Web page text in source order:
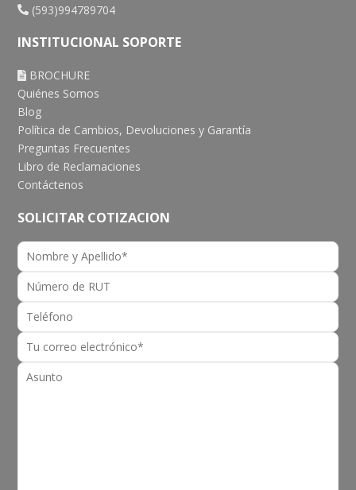
(593)994789704
INSTITUCIONAL SOPORTE
BROCHURE
Quiénes Somos
Blog
Política de Cambios, Devoluciones y Garantía
Preguntas Frecuentes
Libro de Reclamaciones
Contáctenos
SOLICITAR COTIZACION